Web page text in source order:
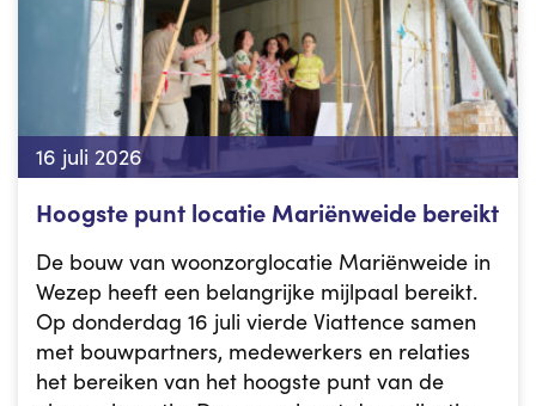
16 juli 2026
Hoogste punt locatie Mariënweide bereikt
De bouw van woonzorglocatie Mariënweide in
Wezep heeft een belangrijke mijlpaal bereikt.
Op donderdag 16 juli vierde Viattence samen
met bouwpartners, medewerkers en relaties
het bereiken van het hoogste punt van de